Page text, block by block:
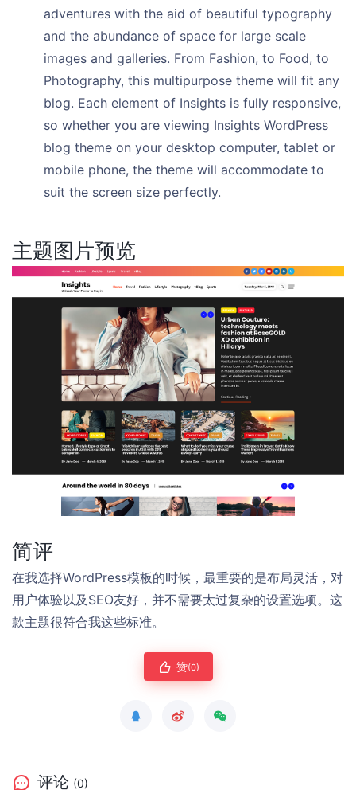
adventures with the aid of beautiful typography
and the abundance of space for large scale
images and galleries. From Fashion, to Food, to
Photography, this multipurpose theme will fit any
blog. Each element of Insights is fully responsive,
so whether you are viewing Insights WordPress
blog theme on your desktop computer, tablet or
mobile phone, the theme will accommodate to
suit the screen size perfectly.
主题图片预览
简评
在我选择WordPress模板的时候，最重要的是布局灵活，对
用户体验以及SEO友好，并不需要太过复杂的设置选项。这
款主题很符合我这些标准。
赞(0)
评论 (0)